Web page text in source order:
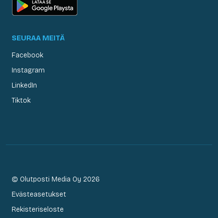
SEURAA MEITÄ
Facebook
Instagram
LinkedIn
Tiktok
© Olutposti Media Oy 2026
Evästeasetukset
Rekisteriseloste